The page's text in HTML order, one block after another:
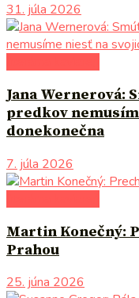
31. júla 2026
Jana Wernerová:
predkov
donekonečna
7. júla 2026
Martin Konečný:
Prahou
25. júna 2026